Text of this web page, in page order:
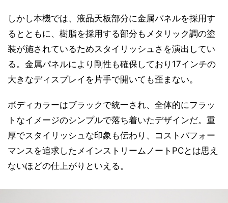
しかし本機では、液晶天板部分に金属パネルを採用す
るとともに、樹脂を採用する部分もメタリック調の塗
装が施されているためスタイリッシュさを演出してい
る。金属パネルにより剛性も確保しており17インチの
大きなディスプレイを片手で開いても歪まない。
ボディカラーはブラックで統一され、全体的にフラッ
トなイメージのシンプルで落ち着いたデザインだ。重
厚でスタイリッシュな印象も伝わり、コストパフォー
マンスを追求したメインストリームノートPCとは思え
ないほどの仕上がりといえる。